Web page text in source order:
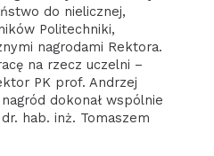
do nielicznej,
Politechniki,
nagrodami Rektora.
na rzecz uczelni –
PK prof. Andrzej
dokonał wspólnie
hab. inż. Tomaszem